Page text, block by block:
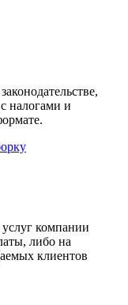
налогами и
компании
либо на
клиентов